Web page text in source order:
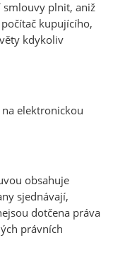
smlouvy plnit, aniž
kupujícího,
kdykoliv
elektronickou
obsahuje
sjednávají,
dotčena práva
právních